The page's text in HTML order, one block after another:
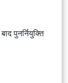
पुनर्नियुक्ति